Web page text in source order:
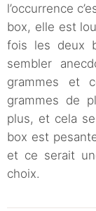
l’occurrence
box, elle est
fois les deux
sembler
grammes et
grammes de
plus, et cela
box est
et ce serait
choix.